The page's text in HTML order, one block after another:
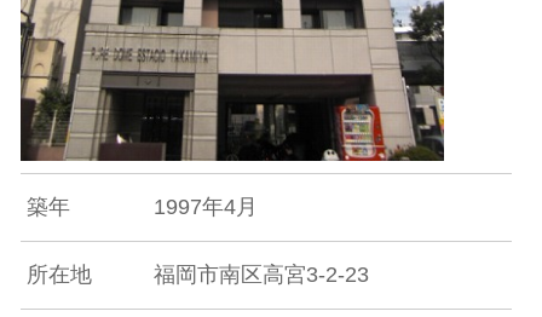
築年 1997年4月
所在地 福岡市南区高宮3-2-23